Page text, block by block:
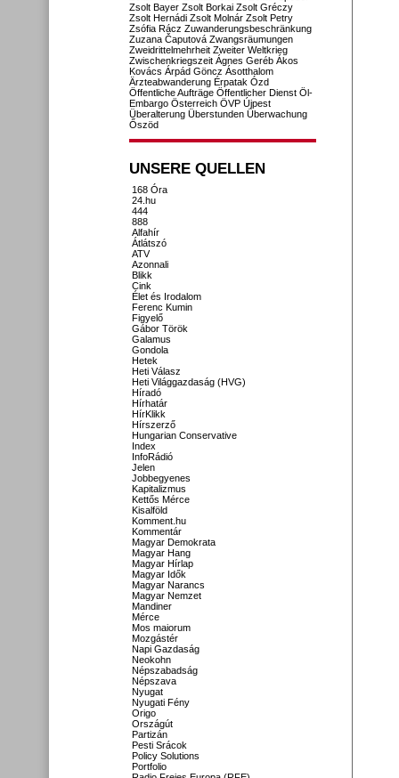
Zsolt Bayer Zsolt Borkai Zsolt Gréczy
Zsolt Hernádi Zsolt Molnár Zsolt Petry
Zsófia Rácz Zuwanderungsbeschränkung
Zuzana Čaputová Zwangsräumungen
Zweidrittelmehrheit Zweiter Weltkrieg
Zwischenkriegszeit Ágnes Geréb Ákos
Kovács Árpád Göncz Ásotthalom
Ärzteabwanderung Érpatak Ózd
Öffentliche Aufträge Öffentlicher Dienst Öl-
Embargo Österreich ÖVP Újpest
Überalterung Überstunden Überwachung
Őszöd
UNSERE QUELLEN
168 Óra
24.hu
444
888
Alfahír
Átlátszó
ATV
Azonnali
Blikk
Cink
Élet és Irodalom
Ferenc Kumin
Figyelő
Gábor Török
Galamus
Gondola
Hetek
Heti Válasz
Heti Világgazdaság (HVG)
Híradó
Hírhatár
HírKlikk
Hírszerző
Hungarian Conservative
Index
InfoRádió
Jelen
Jobbegyenes
Kapitalizmus
Kettős Mérce
Kisalföld
Komment.hu
Kommentár
Magyar Demokrata
Magyar Hang
Magyar Hírlap
Magyar Idők
Magyar Narancs
Magyar Nemzet
Mandiner
Mérce
Mos maiorum
Mozgástér
Napi Gazdaság
Neokohn
Népszabadság
Népszava
Nyugat
Nyugati Fény
Origo
Országút
Partizán
Pesti Srácok
Policy Solutions
Portfolio